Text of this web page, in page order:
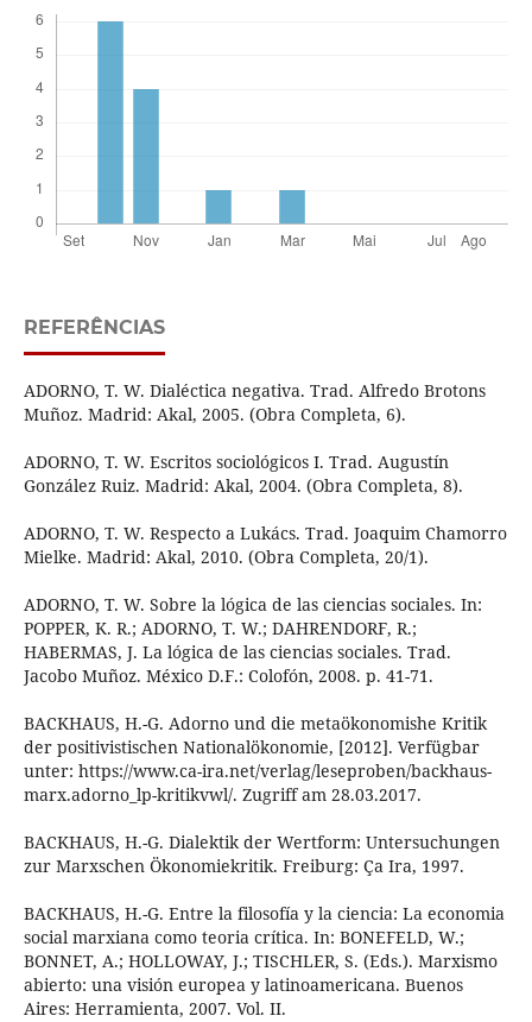
REFERÊNCIAS
ADORNO, T. W. Dialéctica negativa. Trad. Alfredo Brotons
Muñoz. Madrid: Akal, 2005. (Obra Completa, 6).
ADORNO, T. W. Escritos sociológicos I. Trad. Augustín
González Ruiz. Madrid: Akal, 2004. (Obra Completa, 8).
ADORNO, T. W. Respecto a Lukács. Trad. Joaquim Chamorro
Mielke. Madrid: Akal, 2010. (Obra Completa, 20/1).
ADORNO, T. W. Sobre la lógica de las ciencias sociales. In:
POPPER, K. R.; ADORNO, T. W.; DAHRENDORF, R.;
HABERMAS, J. La lógica de las ciencias sociales. Trad.
Jacobo Muñoz. México D.F.: Colofón, 2008. p. 41-71.
BACKHAUS, H.-G. Adorno und die metaökonomishe Kritik
der positivistischen Nationalökonomie, [2012]. Verfügbar
unter: https://www.ca-ira.net/verlag/leseproben/backhaus-
marx.adorno_lp-kritikvwl/. Zugriff am 28.03.2017.
BACKHAUS, H.-G. Dialektik der Wertform: Untersuchungen
zur Marxschen Ökonomiekritik. Freiburg: Ça Ira, 1997.
BACKHAUS, H.-G. Entre la filosofía y la ciencia: La economia
social marxiana como teoria crítica. In: BONEFELD, W.;
BONNET, A.; HOLLOWAY, J.; TISCHLER, S. (Eds.). Marxismo
abierto: una visión europea y latinoamericana. Buenos
Aires: Herramienta, 2007. Vol. II.